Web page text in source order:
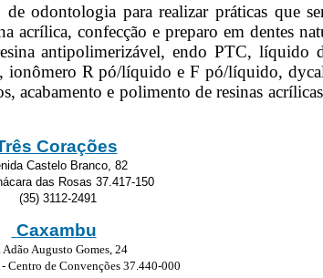
odontologia para realizar práticas que
acrílica, confecção e preparo em dentes
antipolimerizável, endo PTC,
R pó/líquido e F pó/líquido,
e polimento de resinas
Corações
Castelo Branco, 82
das Rosas 37.417-150
(35) 3112-2491
Caxambu
Adão Augusto Gomes, 24
Centro de Convenções 37.440-000